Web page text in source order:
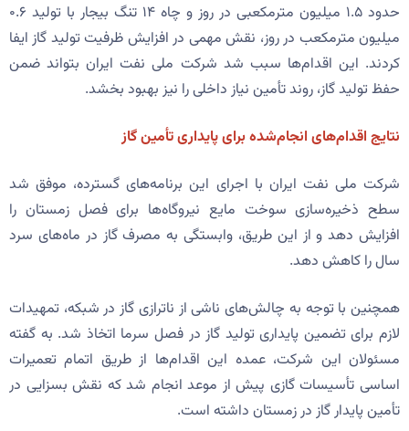
حدود ۱.۵ میلیون مترمکعبی در روز و چاه ۱۴ تنگ بیجار با تولید ۰.۶
میلیون مترمکعب در روز، نقش مهمی در افزایش ظرفیت تولید گاز ایفا
کردند. این اقدام‌ها سبب شد شرکت ملی نفت ایران بتواند ضمن
حفظ تولید گاز، روند تأمین نیاز داخلی را نیز بهبود بخشد.
نتایج اقدام‌های انجام‌شده برای پایداری تأمین گاز
شرکت ملی نفت ایران با اجرای این برنامه‌های گسترده، موفق شد
سطح ذخیره‌سازی سوخت مایع نیروگاه‌ها برای فصل زمستان را
افزایش دهد و از این طریق، وابستگی به مصرف گاز در ماه‌های سرد
سال را کاهش دهد.
همچنین با توجه به چالش‌های ناشی از ناترازی گاز در شبکه، تمهیدات
لازم برای تضمین پایداری تولید گاز در فصل سرما اتخاذ شد. به گفته
مسئولان این شرکت، عمده این اقدام‌ها از طریق اتمام تعمیرات
اساسی تأسیسات گازی پیش از موعد انجام شد که نقش بسزایی در
تأمین پایدار گاز در زمستان داشته است.